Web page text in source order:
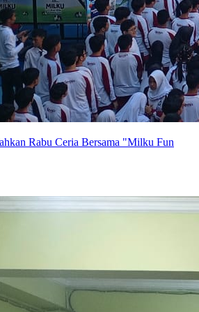
Rabu Ceria Bersama "Milku Fun